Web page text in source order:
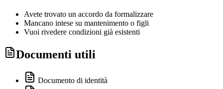
Avete trovato un accordo da formalizzare
Mancano intese su mantenimento o figli
Vuoi rivedere condizioni già esistenti
Documenti utili
Documento di identità